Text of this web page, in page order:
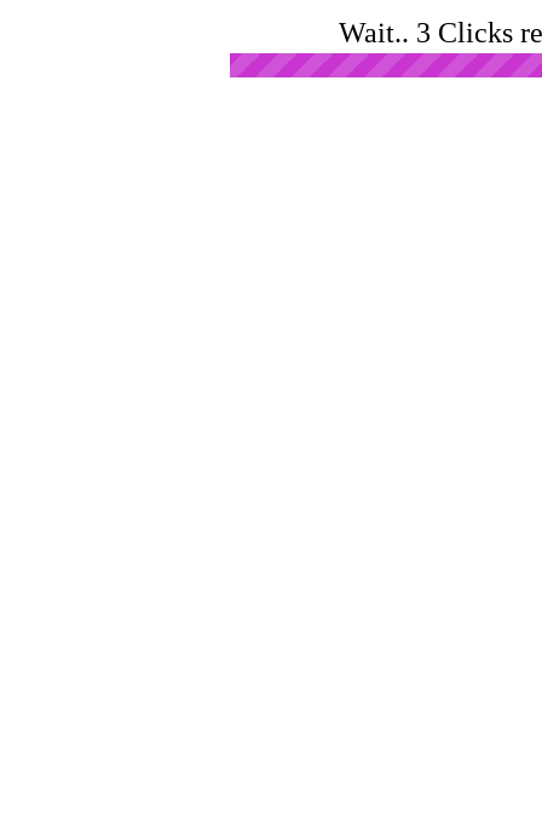
Wait.. 3 Clicks